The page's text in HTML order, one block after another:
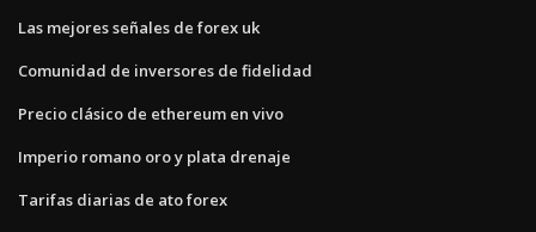
Las mejores señales de forex uk
Comunidad de inversores de fidelidad
Precio clásico de ethereum en vivo
Imperio romano oro y plata drenaje
Tarifas diarias de ato forex